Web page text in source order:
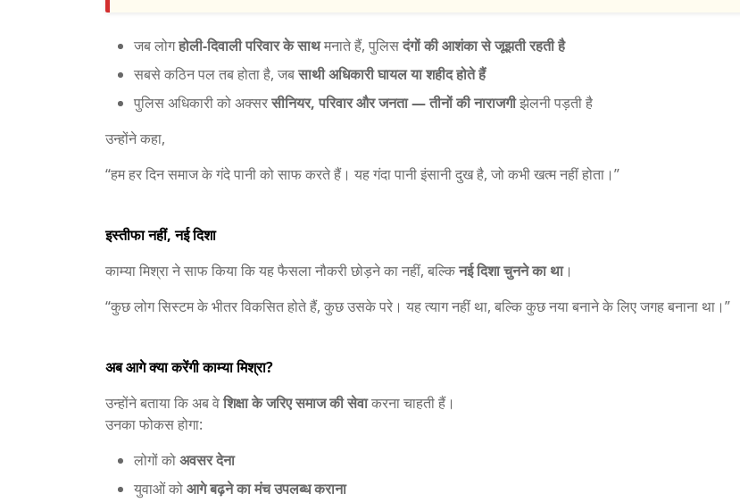
जब लोगहोली-दिवाली परिवार के साथमनाते हैं, पुलिसदंगों की आशंका से जूझती रहती है
सबसे कठिन पल तब होता है, जबसाथी अधिकारी घायल या शहीद होते हैं
पुलिस अधिकारी को अक्सरसीनियर, परिवार और जनता — तीनों की नाराजगीझेलनी पड़ती है
उन्होंने कहा,
“हम हर दिन समाज के गंदे पानी को साफ करते हैं। यह गंदा पानी इंसानी दुख है, जो कभी खत्म नहीं होता।”
इस्तीफा नहीं, नई दिशा
काम्या मिश्रा ने साफ किया कि यह फैसला नौकरी छोड़ने का नहीं, बल्किनई दिशा चुनने का था।
“कुछ लोग सिस्टम के भीतर विकसित होते हैं, कुछ उसके परे। यह त्याग नहीं था, बल्कि कुछ नया बनाने के लिए जगह बनाना था।”
अब आगे क्या करेंगी काम्या मिश्रा?
उन्होंने बताया कि अब वेशिक्षा के जरिए समाज की सेवाकरना चाहती हैं।
उनका फोकस होगा:
लोगों कोअवसर देना
युवाओं कोआगे बढ़ने का मंच उपलब्ध कराना